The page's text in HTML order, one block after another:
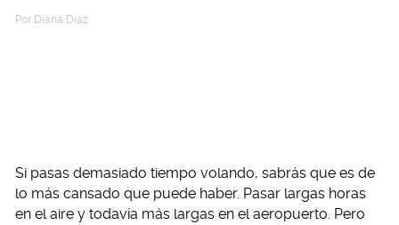
Por Diana Diaz
Si pasas demasiado tiempo volando, sabrás que es de
lo más cansado que puede haber. Pasar largas horas
en el aire y todavía más largas en el aeropuerto. Pero